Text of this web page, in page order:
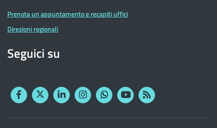
Prenota un appuntamento e recapiti uffici
Direzioni regionali
Seguici su
FacebookTwitterLinkedinInstagram
YouTubeRSS